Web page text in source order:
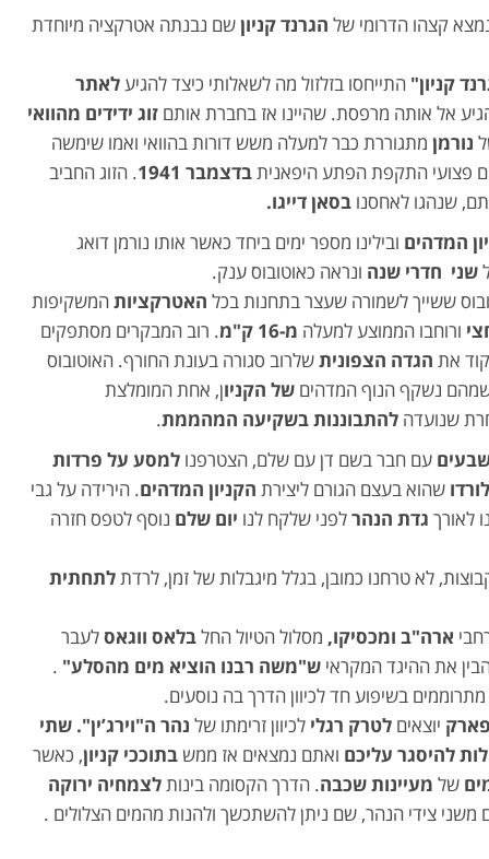
קצהו הדרומי של הגרנד קניוןשם נבנתה אטרקציה מיוחדת
קניון" התייחסו בזלזול מה לשאלותי כיצד להגיעלאתר
אל אותה מרפסת. שהיינו אז בחברת אותם זוג ידידים מהוואי
נורמן מתגוררת כבר למעלה משש דורות בהוואי ואמו שימשה
פצועי התקפת הפתע היפאניתבדצמבר 1941
. הזוג החביב
שנהגו לאחסנו בסאן דייגו.
המדהים ובילינו מספר ימים ביחד כאשר אותו נורמן דואג
שני חדרי שנה ונראה כאוטובוס ענק.
ששייך לשמורה שעצר בתחנות בכל האטרקציותהמשקיפות
ורוחבו הממוצע למעלה מ-16 ק"מ
. רוב המבקרים מסתפקים
את הגדה הצפוניתשלרוב סגורה בעונת החורף. האוטובוס
נשקף הנוף המדהים של הקניון, אחת המומלצת
שנועדה להתבוננות בשקיעה המהממת.
עם חבר בשם דן עם שלם, הצטרפנו למסע על פרדות
שהוא בעצם הגורם ליצירת הקניון המדהים. הירידה על גבי
לאורך גדת הנהרלפני שלקח לנו יום שלם נוסף לטפס חזרה
לא טרחנו כמובן, בגלל מיגבלות של זמן, לרדתלתחתית
ארה"ב ומכסיקו, מסלול הטיול החלבלאס ווגאסלעבר
את ההיגד המקראי ש"משה רבנו הוציא מים מהסלע" .
מתרוממים בשיפוע חד לכיוון הדרך בה נוסעים.
יוצאים לטרק רגלי לכיוון זרימתו של נהר ה"וירג’ין". שתי
להיסגר עליכם ואתם נמצאים אז ממש בתוככי קניון, כאשר
של מעיינות שכבה. הדרך הקסומה בינותלצמחיה ירוקה
משני צידי הנהר, שם ניתן להשתכשך ולהנות מהמים הצלולים .